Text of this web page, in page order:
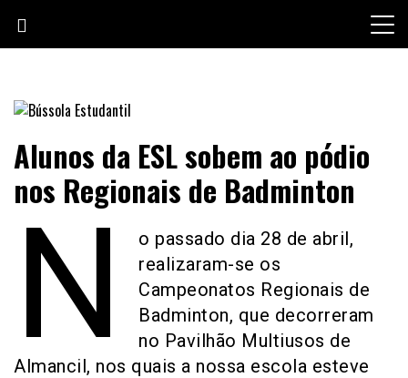
content
Bússola Estudantil
Alunos da ESL sobem ao pódio
nos Regionais de Badminton
N
o passado dia 28 de abril,
realizaram-se os
Campeonatos Regionais de
Badminton, que decorreram
no Pavilhão Multiusos de
Almancil, nos quais a nossa escola esteve